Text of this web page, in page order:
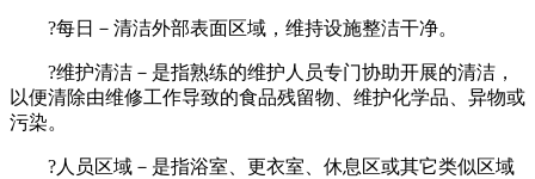
?每日－清洁外部表面区域，维持设施整洁干净。
?维护清洁－是指熟练的维护人员专门协助开展的清洁，
以便清除由维修工作导致的食品残留物、维护化学品、异物或
污染。
?人员区域－是指浴室、更衣室、休息区或其它类似区域